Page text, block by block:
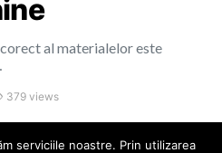
al materialelor este
379 views
serviciile noastre. Prin utilizarea